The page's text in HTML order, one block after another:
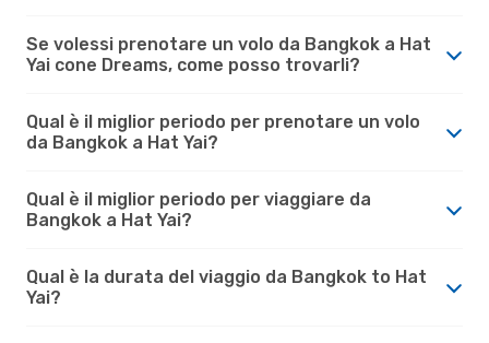
Se volessi prenotare un volo da Bangkok a Hat
Yai cone Dreams, come posso trovarli?
Qual è il miglior periodo per prenotare un volo
da Bangkok a Hat Yai?
Qual è il miglior periodo per viaggiare da
Bangkok a Hat Yai?
Qual è la durata del viaggio da Bangkok to Hat
Yai?